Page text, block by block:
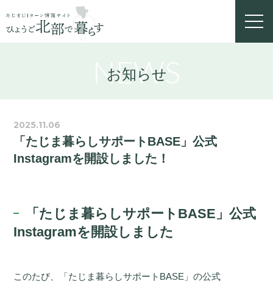
NEWS
お知らせ
2025.11.06
「たじま暮らしサポートBASE」公式
Instagramを開設しました！
「たじま暮らしサポートBASE」公式
Instagramを開設しました
このたび、「たじま暮らしサポートBASE」の公式